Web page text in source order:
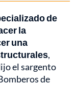
de
la
una
,
el sargento
de